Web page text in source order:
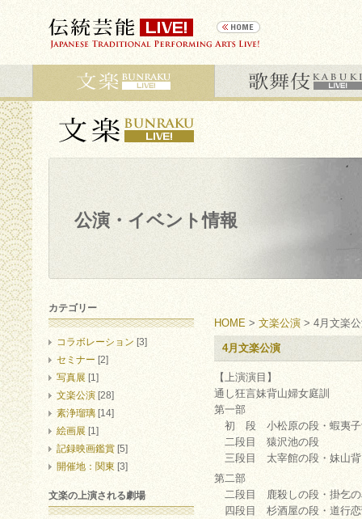
公演・イベント情報
HOME > 文楽公演 > 4月文楽
4月文楽公演
【上演演目】
通し狂言妹背山婦女庭訓
第一部
初 段 小松原の段・蝦夷子
二段目 猿沢池の段
三段目 太宰館の段・妹山背
第二部
二段目 鹿殺しの段・掛乞の
四段目 杉酒屋の段・道行恋
カテゴリー
コラボレーション [3]
セミナー [2]
写真展 [1]
文楽公演 [28]
素浄瑠璃 [14]
絵画展 [1]
記録映画鑑賞 [5]
開催地：関東 [3]
文楽の上演される劇場